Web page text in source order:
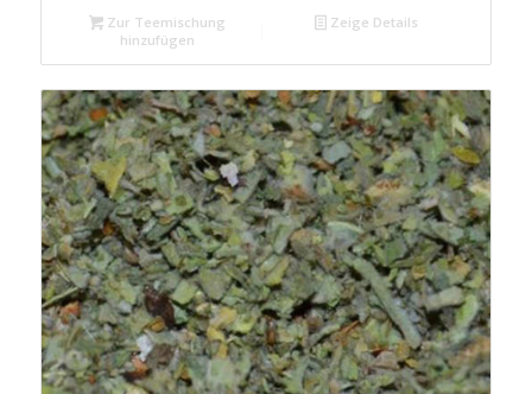
Zur Teemischung
hinzufügen
Zeige Details